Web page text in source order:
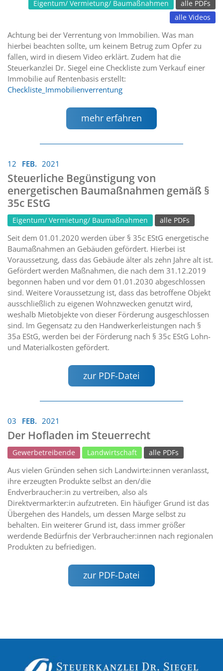
Eigentum/ Vermietung/ Baumaßnahmen
alle PDFs
alle Videos
Achtung bei der Verrentung von Immobilien. Was man
hierbei beachten sollte, um keinem Betrug zum Opfer zu
fallen, wird in diesem Video erklärt. Zudem hat die
Steuerkanzlei Dr. Siegel eine Checkliste zum Verkauf einer
Immobilie auf Rentenbasis erstellt:
Checkliste_Immobilienverrentung
mehr erfahren
12 FEB. 2021
Steuerliche Begünstigung von
energetischen Baumaßnahmen gemäß §
35c EStG
Eigentum/ Vermietung/ Baumaßnahmen alle PDFs
Seit dem 01.01.2020 werden über § 35c EStG energetische
Baumaßnahmen an Gebäuden gefördert. Hierbei ist
Voraussetzung, dass das Gebäude älter als zehn Jahre alt ist.
Gefördert werden Maßnahmen, die nach dem 31.12.2019
begonnen haben und vor dem 01.01.2030 abgeschlossen
sind. Weitere Voraussetzung ist, dass das betroffene Objekt
ausschließlich zu eigenen Wohnzwecken genutzt wird,
weshalb Mietobjekte von dieser Förderung ausgeschlossen
sind. Im Gegensatz zu den Handwerkerleistungen nach §
35a EStG, werden bei der Förderung nach § 35c EStG Lohn-
und Materialkosten gefördert.
zur PDF-Datei
03 FEB. 2021
Der Hofladen im Steuerrecht
Gewerbetreibende Landwirtschaft alle PDFs
Aus vielen Gründen sehen sich Landwirte:innen veranlasst,
ihre erzeugten Produkte selbst an den/die
Endverbraucher:in zu vertreiben, also als
Direktvermarkter:in aufzutreten. Ein häufiger Grund ist das
Übergehen des Handels, um dessen Marge selbst zu
behalten. Ein weiterer Grund ist, dass immer größer
werdende Bedürfnis der Verbraucher:innen nach regionalen
Produkten zu befriedigen.
zur PDF-Datei